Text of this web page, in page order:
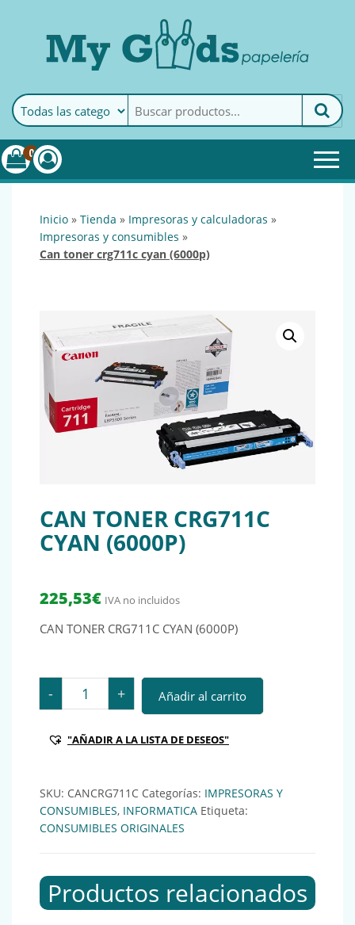
MyGoods · PapeleríaMy Goods es tu papelería
online de confianza. Podrás
encontrar todo lo necesario
0
inicio » tienda » impresoras y calculadoras »
impresoras y consumibles »
can toner crg711c cyan (6000p)
CAN TONER CRG711C
CYAN (6000P)
225,53€ IVA no incluidos
CAN TONER CRG711C CYAN (6000P)
- CAN TONER CRG711C CYAN (6000P) cantidad
+ Añadir al carrito
"AÑADIR A LA LISTA DE DESEOS"
SKU: CANCRG711C Categorías: IMPRESORAS Y
CONSUMIBLES, INFORMATICA Etiqueta:
CONSUMIBLES ORIGINALES
Productos relacionados